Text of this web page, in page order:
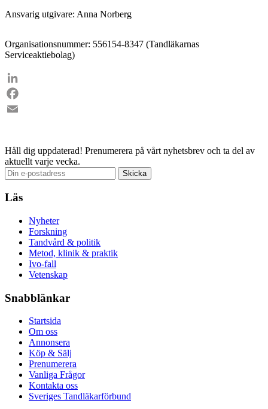
Ansvarig utgivare: Anna Norberg
Organisationsnummer: 556154-8347 (Tandläkarnas
Serviceaktiebolag)
LinkedIn
Facebook
Håll dig uppdaterad! Prenumerera på vårt nyhetsbrev och ta del av
aktuellt varje vecka.
Läs
Nyheter
Forskning
Tandvård & politik
Metod, klinik & praktik
Ivo-fall
Vetenskap
Snabblänkar
Startsida
Om oss
Annonsera
Köp & Sälj
Prenumerera
Vanliga Frågor
Kontakta oss
Sveriges Tandläkarförbund